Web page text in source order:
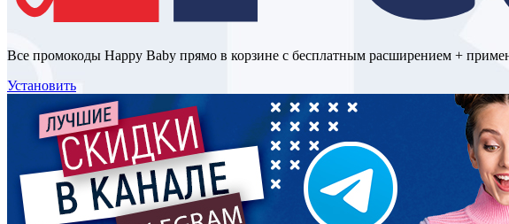
Все промокоды Happy Baby прямо в корзине с бесплатным расширением +
Установить